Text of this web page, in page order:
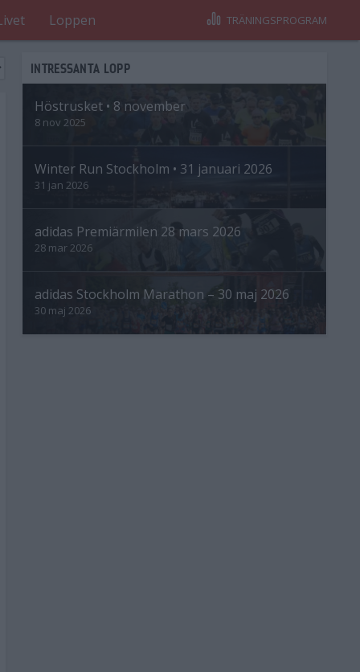
Loppen TRÄNINGSPROGRAM
INTRESSANTA LOPP
Höstrusket • 8 november
8 nov 2025
Winter Run Stockholm • 31 januari 2026
31 jan 2026
adidas Premiärmilen 28 mars 2026
28 mar 2026
adidas Stockholm Marathon – 30 maj 2026
30 maj 2026